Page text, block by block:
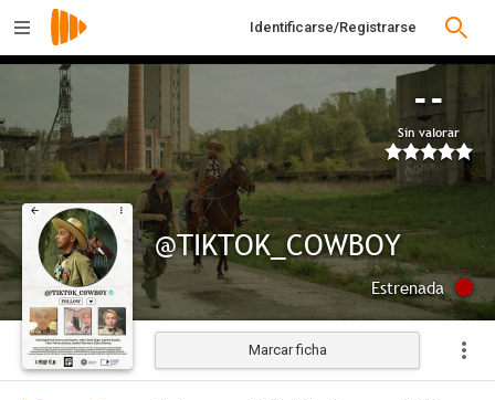
Identificarse/Registrarse
--
Sin valorar
@TIKTOK_COWBOY
Estrenada
Marcar ficha